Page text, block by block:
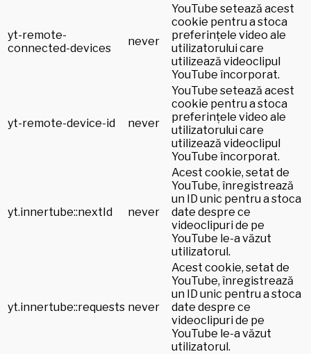
yt-remote-
connected-devices
never
YouTube setează acest
cookie pentru a stoca
preferințele video ale
utilizatorului care
utilizează videoclipul
YouTube încorporat.
yt-remote-device-id never
YouTube setează acest
cookie pentru a stoca
preferințele video ale
utilizatorului care
utilizează videoclipul
YouTube încorporat.
yt.innertube::nextId never
Acest cookie, setat de
YouTube, înregistrează
un ID unic pentru a stoca
date despre ce
videoclipuri de pe
YouTube le-a văzut
utilizatorul.
yt.innertube::requests never
Acest cookie, setat de
YouTube, înregistrează
un ID unic pentru a stoca
date despre ce
videoclipuri de pe
YouTube le-a văzut
utilizatorul.